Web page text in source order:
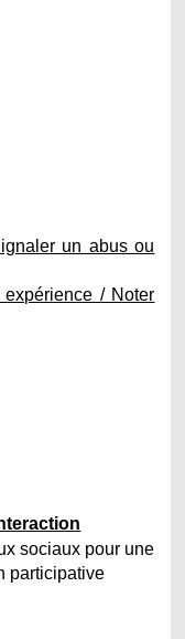
un abus ou
/ Noter
sociaux pour une
participative